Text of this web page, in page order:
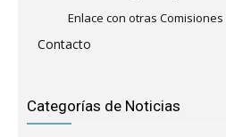
Enlace con otras Comisiones
Contacto
Categorías de Noticias